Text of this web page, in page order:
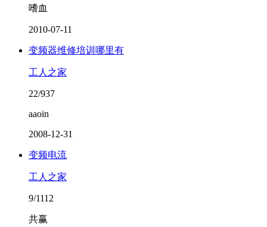
嗜血
2010-07-11
变频器维修培训哪里有
工人之家
22/937
aaoin
2008-12-31
变频电流
工人之家
9/1112
共赢